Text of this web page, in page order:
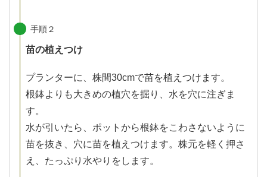
手順２
苗の植えつけ
プランターに、株間30cmで苗を植えつけます。
根鉢よりも大きめの植穴を掘り、水を穴に注ぎま
す。
水が引いたら、ポットから根鉢をこわさないように
苗を抜き、穴に苗を植えつけます。株元を軽く押さ
え、たっぷり水やりをします。